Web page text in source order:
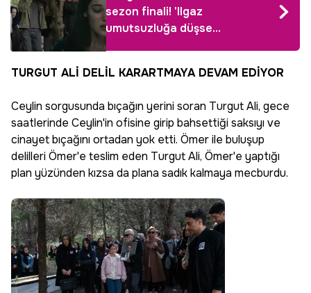
sezon finali! 'Ilgaz
umutsuzluğa düşse
de hiç pes etmedi'
TURGUT ALİ DELİL KARARTMAYA DEVAM EDİYOR
Ceylin sorgusunda bıçağın yerini soran Turgut Ali, gece
saatlerinde Ceylin'in ofisine girip bahsettiği saksıyı ve
cinayet bıçağını ortadan yok etti. Ömer ile buluşup
delilleri Ömer'e teslim eden Turgut Ali, Ömer'e yaptığı
plan yüzünden kızsa da plana sadık kalmaya mecburdu.